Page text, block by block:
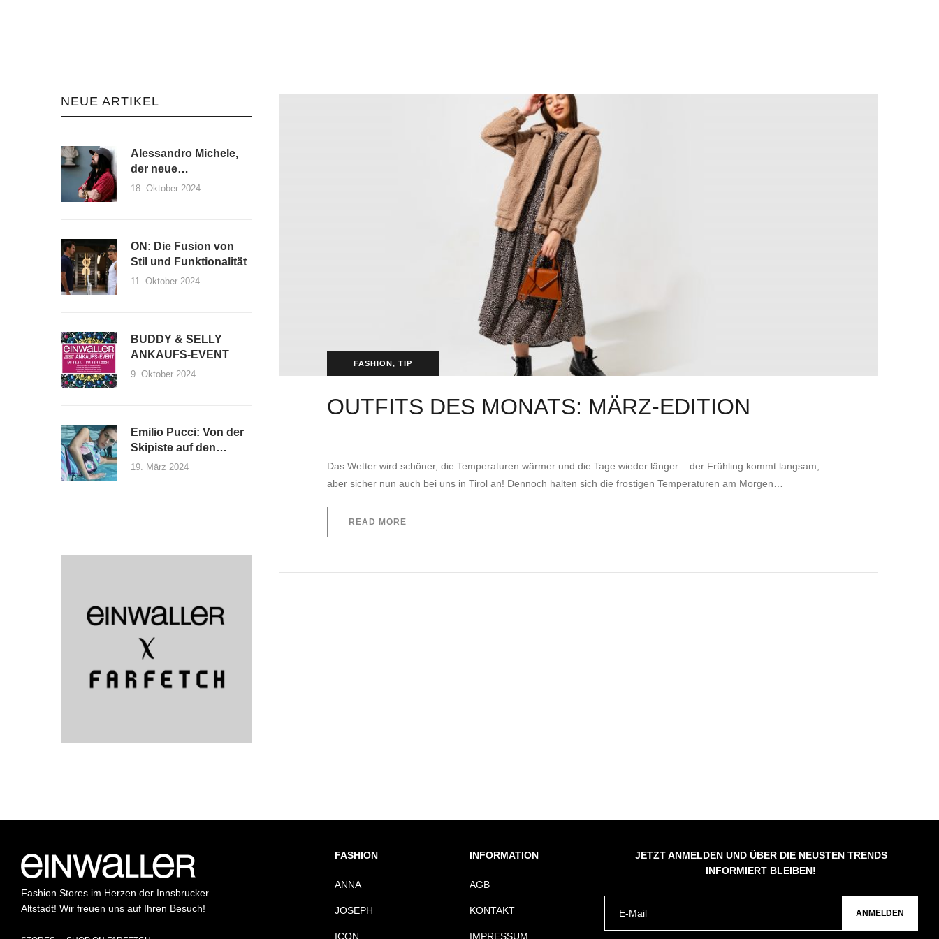
NEUE ARTIKEL
Alessandro Michele,
der neue
Kreativdirektor von
18. Oktober 2024
ON: Die Fusion von
Stil und Funktionalität
11. Oktober 2024
BUDDY & SELLY
ANKAUFS-EVENT
9. Oktober 2024
Emilio Pucci: Von der
Skipiste auf den
Laufsteg
19. März 2024
FASHION,TIP
OUTFITS DES MONATS: MÄRZ-EDITION
Das Wetter wird schöner, die Temperaturen wärmer und die Tage wieder länger – der Frühling kommt langsam,
aber sicher nun auch bei uns in Tirol an! Dennoch halten sich die frostigen Temperaturen am Morgen…
READ MORE
Fashion Stores im Herzen der Innsbrucker
Altstadt! Wir freuen uns auf Ihren Besuch!
FASHION
ANNA
JOSEPH
ICON
INFORMATION
AGB
KONTAKT
IMPRESSUM
JETZT ANMELDEN UND ÜBER DIE NEUSTEN TRENDS
INFORMIERT BLEIBEN!
ANMELDEN